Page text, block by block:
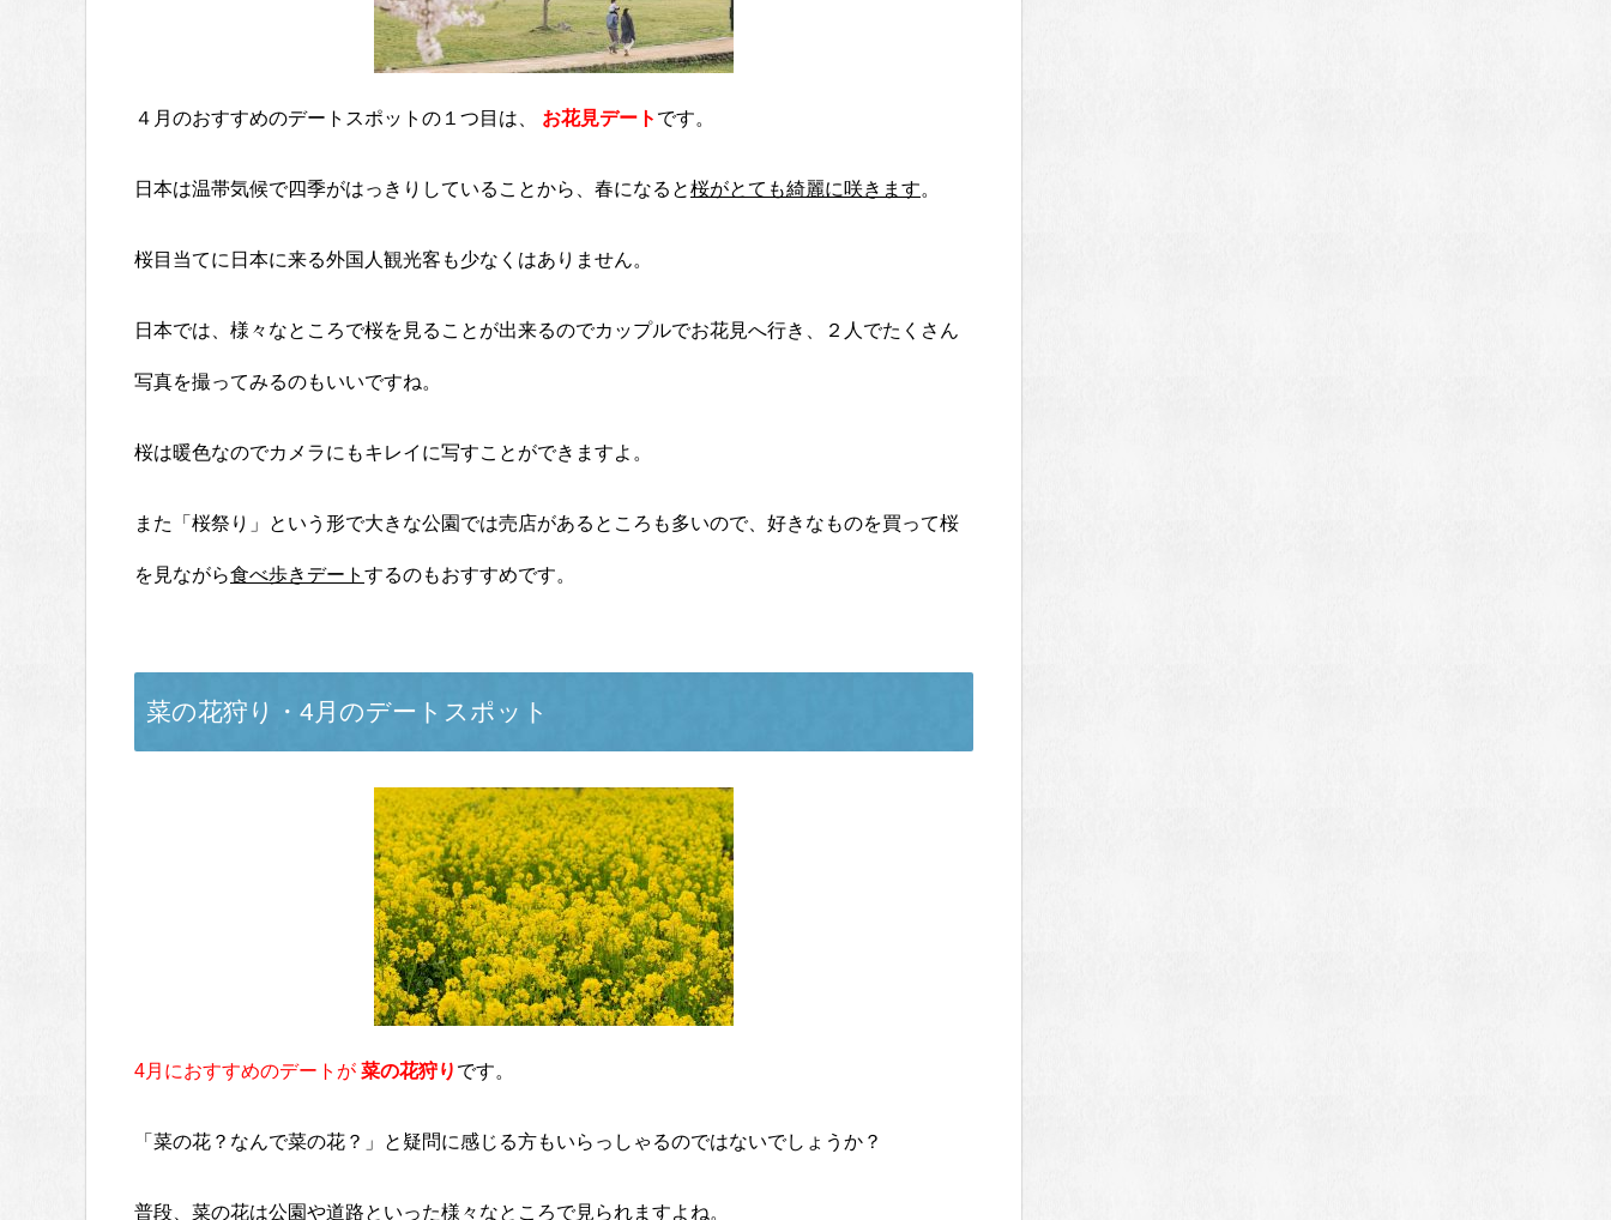
４月のおすすめのデートスポットの１つ目は、 お花見デート です。
日本は温帯気候で四季がはっきりしていることから、春になると桜がとても綺麗に咲きます。
桜目当てに日本に来る外国人観光客も少なくはありません。
日本では、様々なところで桜を見ることが出来るのでカップルでお花見へ行き、２人でたくさん
写真を撮ってみるのもいいですね。
桜は暖色なのでカメラにもキレイに写すことができますよ。
また「桜祭り」という形で大きな公園では売店があるところも多いので、好きなものを買って桜
を見ながら食べ歩きデート するのもおすすめです。
菜の花狩り・4月のデートスポット
4月におすすめのデートが 菜の花狩り です。
「菜の花？なんで菜の花？」と疑問に感じる方もいらっしゃるのではないでしょうか？
普段、菜の花は公園や道路といった様々なところで見られますよね。